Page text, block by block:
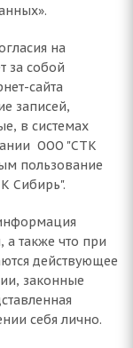
на
за собой
сайта
записей,
в системах
ООО "СТК
пользование
Сибирь".
а также что при
действующее
законные
себя лично.